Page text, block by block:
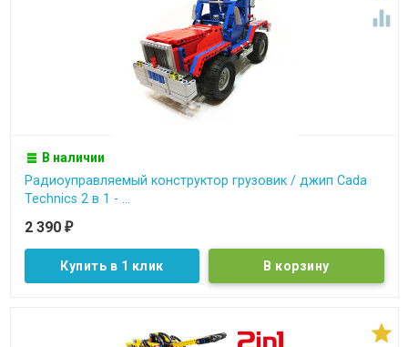

В наличии
Радиоуправляемый конструктор грузовик / джип Cada
Technics 2 в 1 - ...
2 390 ₽
Купить в 1 клик
